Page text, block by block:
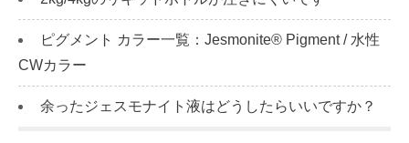
ピグメント カラー一覧：Jesmonite® Pigment / 水性
CWカラー
余ったジェスモナイト液はどうしたらいいですか？